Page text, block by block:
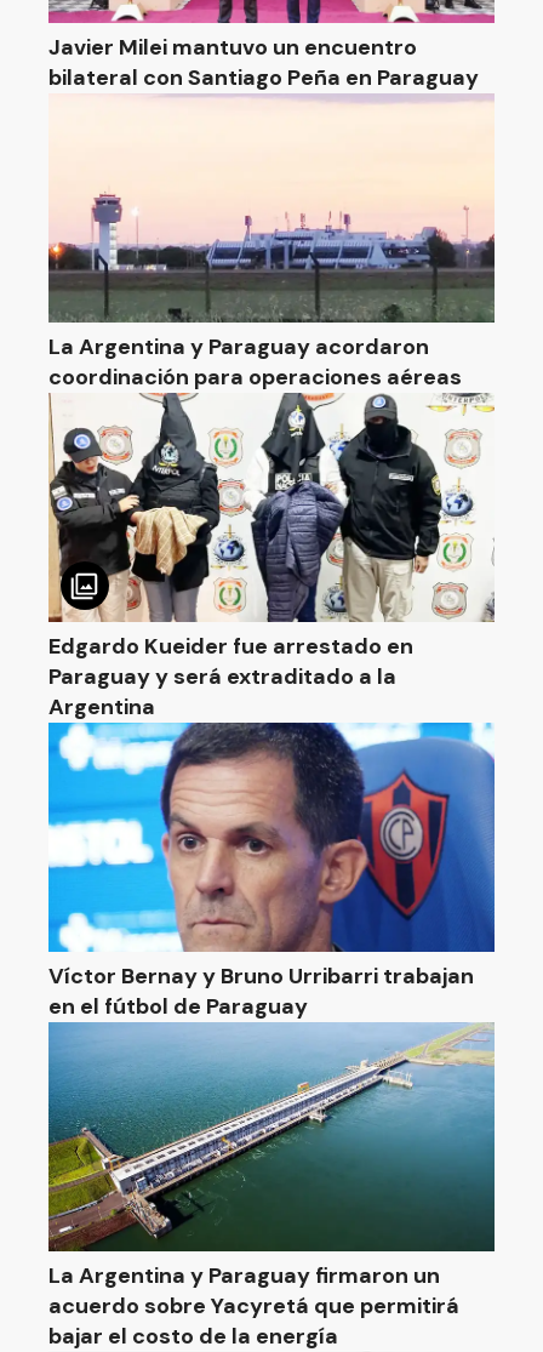
Javier Milei mantuvo un encuentro
bilateral con Santiago Peña en Paraguay
La Argentina y Paraguay acordaron
coordinación para operaciones aéreas
Edgardo Kueider fue arrestado en
Paraguay y será extraditado a la
Argentina
Víctor Bernay y Bruno Urribarri trabajan
en el fútbol de Paraguay
La Argentina y Paraguay firmaron un
acuerdo sobre Yacyretá que permitirá
bajar el costo de la energía